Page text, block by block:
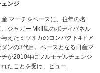
ェンジ
産 マーチをベースに、往年の名
、ジャガー MkII風のボディパネル
与えたミツオカのコンパクト4ドア
ダンの3代目。ベースとなる日産マ
チが2010年にフルモデルチェンジ
れたことを受け、ビュー…